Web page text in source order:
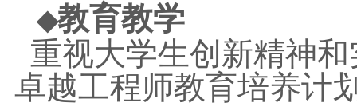
◆教育教学
重视大学生创新精神
卓越工程师教育培养计